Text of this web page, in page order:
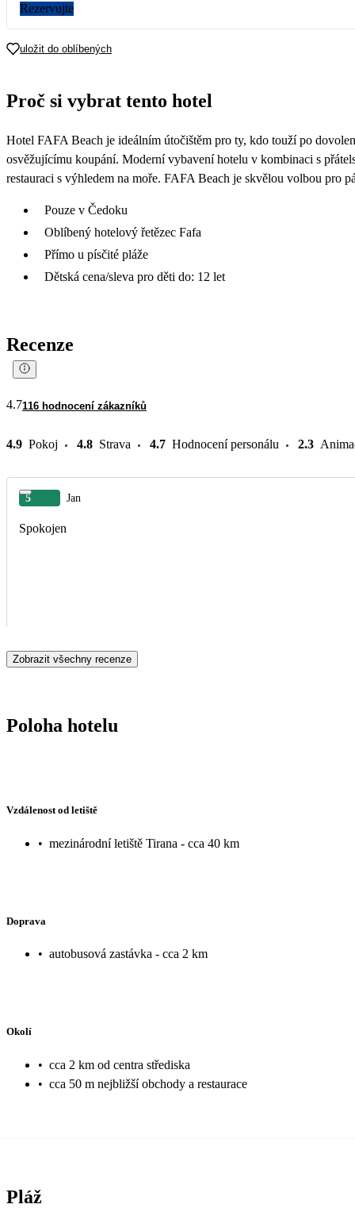
Rezervujte
uložit do oblíbených
Proč si vybrat tento hotel
Hotel FAFA Beach je ideálním útočištěm pro ty, kdo touží po
osvěžujícímu koupání. Moderní vybavení hotelu v kombinaci s
restauraci s výhledem na moře. FAFA Beach je skvělou volbou pro
Pouze v Čedoku
Oblíbený hotelový řetězec Fafa
Přímo u písčité pláže
Dětská cena/sleva pro děti do: 12 let
Recenze
4.7116 hodnocení zákazníků
4.9 Pokoj 4.8 Strava 4.7 Hodnocení personálu 2.3
5 Jan
Spokojen
Zobrazit všechny recenze
Poloha hotelu
Vzdálenost od letiště
• mezinárodní letiště Tirana - cca 40 km
Doprava
• autobusová zastávka - cca 2 km
Okolí
• cca 2 km od centra střediska
• cca 50 m nejbližší obchody a restaurace
Pláž